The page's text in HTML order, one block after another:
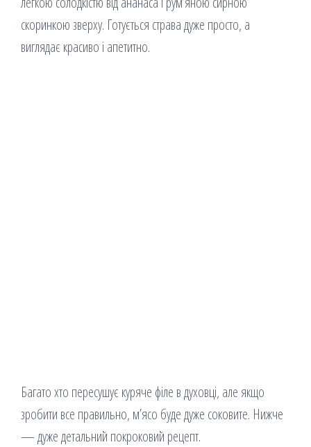
скоринкою зверху. Готується страва дуже просто, а
виглядає красиво і апетитно.
Багато хто пересушує куряче філе в духовці, але якщо
зробити все правильно, м’ясо буде дуже соковите. Нижче
— дуже детальний покроковий рецепт.